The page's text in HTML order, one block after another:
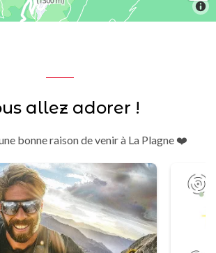
allez adorer !
bonne raison de venir à La Plagne ❤️